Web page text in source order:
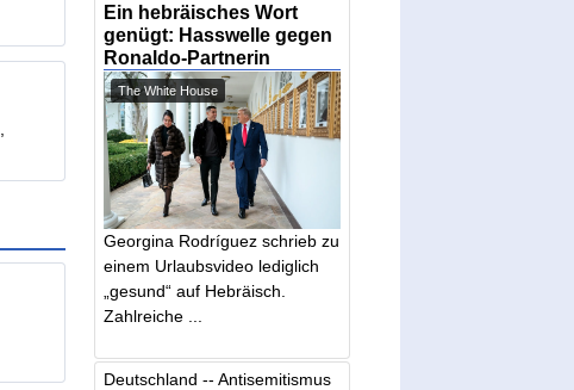
Ein hebräisches Wort
genügt: Hasswelle gegen
Ronaldo-Partnerin
The White House
Georgina Rodríguez schrieb zu
einem Urlaubsvideo lediglich
„gesund“ auf Hebräisch.
Zahlreiche ...
Deutschland -- Antisemitismus